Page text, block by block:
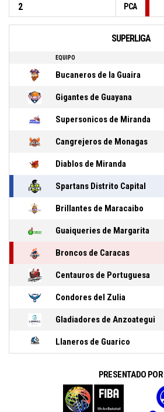
2
PCA
SUPERLIGA
EQUIPO
Bucaneros de la Guaira
Gigantes de Guayana
Supersonicos de Miranda
Cangrejeros de Monagas
Diablos de Miranda
Spartans Distrito Capital
Brillantes de Maracaibo
Guaiqueries de Margarita
Broncos de Caracas
Centauros de Portuguesa
Condores del Zulia
Gladiadores de Anzoategui
Llaneros de Guarico
PRESENTADO POR